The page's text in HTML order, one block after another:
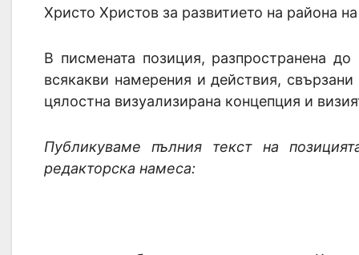
Христо Христов за развитието на района
В писмената позиция, разпространена
всякакви намерения и действия,
цялостна визуализирана концепция и
Публикуваме пълния текст на
редакторска намеса: